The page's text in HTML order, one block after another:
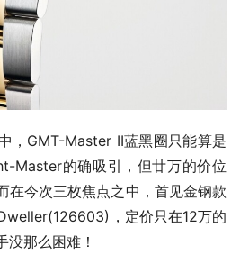
，GMT-Master II蓝黑圈只能算是
Master的确吸引，但廿万的价位
在今次三枚焦点之中，首见金钢款
，定价只在12万的
没那么困难！